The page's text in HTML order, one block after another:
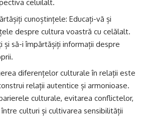
celuilalt.
cunoștințele: Educați-vă și
despre cultura voastră cu celălalt.
și să-i împărtășiți informații despre
diferențelor culturale în relații este
relații autentice și armonioase.
culturale, evitarea conflictelor,
culturi și cultivarea sensibilității